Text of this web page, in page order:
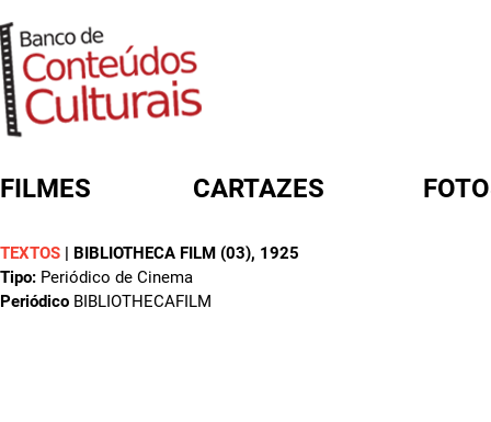
FILMES CARTAZES
TEXTOS | BIBLIOTHECA FILM (03), 1925
Tipo: Periódico de Cinema
Periódico BIBLIOTHECAFILM
FORMULÁRIO DE BUSCA